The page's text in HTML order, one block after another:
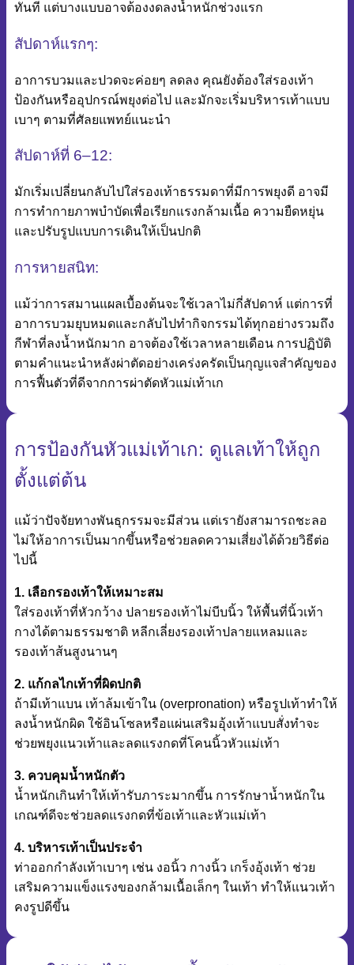
ทันที แต่บางแบบอาจต้องงดลงน้ำหนักช่วงแรก
สัปดาห์แรกๆ:
อาการบวมและปวดจะค่อยๆ ลดลง คุณยังต้องใส่รองเท้า
ป้องกันหรืออุปกรณ์พยุงต่อไป และมักจะเริ่มบริหารเท้าแบบ
เบาๆ ตามที่ศัลยแพทย์แนะนำ
สัปดาห์ที่ 6–12:
มักเริ่มเปลี่ยนกลับไปใส่รองเท้าธรรมดาที่มีการพยุงดี อาจมี
การทำกายภาพบำบัดเพื่อเรียกแรงกล้ามเนื้อ ความยืดหยุ่น
และปรับรูปแบบการเดินให้เป็นปกติ
การหายสนิท:
แม้ว่าการสมานแผลเบื้องต้นจะใช้เวลาไม่กี่สัปดาห์ แต่การที่
อาการบวมยุบหมดและกลับไปทำกิจกรรมได้ทุกอย่างรวมถึง
กีฬาที่ลงน้ำหนักมาก อาจต้องใช้เวลาหลายเดือน การปฏิบัติ
ตามคำแนะนำหลังผ่าตัดอย่างเคร่งครัดเป็นกุญแจสำคัญของ
การฟื้นตัวที่ดีจากการผ่าตัดหัวแม่เท้าเก
การป้องกันหัวแม่เท้าเก: ดูแลเท้าให้ถูก
ตั้งแต่ต้น
แม้ว่าปัจจัยทางพันธุกรรมจะมีส่วน แต่เรายังสามารถชะลอ
ไม่ให้อาการเป็นมากขึ้นหรือช่วยลดความเสี่ยงได้ด้วยวิธีต่อ
ไปนี้
1. เลือกรองเท้าให้เหมาะสม
ใส่รองเท้าที่หัวกว้าง ปลายรองเท้าไม่บีบนิ้ว ให้พื้นที่นิ้วเท้า
กางได้ตามธรรมชาติ หลีกเลี่ยงรองเท้าปลายแหลมและ
รองเท้าส้นสูงนานๆ
2. แก้กลไกเท้าที่ผิดปกติ
ถ้ามีเท้าแบน เท้าล้มเข้าใน (overpronation) หรือรูปเท้าทำให้
ลงน้ำหนักผิด ใช้อินโซลหรือแผ่นเสริมอุ้งเท้าแบบสั่งทำจะ
ช่วยพยุงแนวเท้าและลดแรงกดที่โคนนิ้วหัวแม่เท้า
3. ควบคุมน้ำหนักตัว
น้ำหนักเกินทำให้เท้ารับภาระมากขึ้น การรักษาน้ำหนักใน
เกณฑ์ดีจะช่วยลดแรงกดที่ข้อเท้าและหัวแม่เท้า
4. บริหารเท้าเป็นประจำ
ท่าออกกำลังเท้าเบาๆ เช่น งอนิ้ว กางนิ้ว เกร็งอุ้งเท้า ช่วย
เสริมความแข็งแรงของกล้ามเนื้อเล็กๆ ในเท้า ทำให้แนวเท้า
คงรูปดีขึ้น